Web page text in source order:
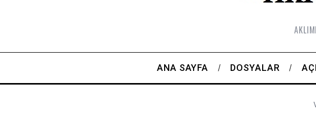
ANA SAYFA DOSYALAR